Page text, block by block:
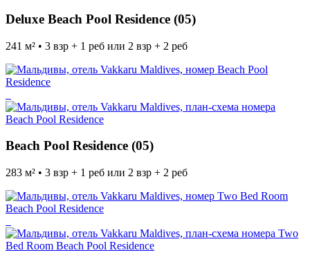
Deluxe Beach Pool Residence (05)
241 м² • 3 взр + 1 реб или 2 взр + 2 реб
Beach Pool Residence (05)
283 м² • 3 взр + 1 реб или 2 взр + 2 реб